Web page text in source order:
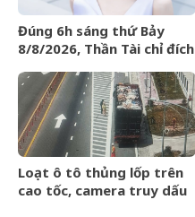
Đúng 6h sáng thứ Bảy
8/8/2026, Thần Tài chỉ đích
hố vàng, tiền bạc ùa về
nhà như lũ cuốn
Loạt ô tô thủng lốp trên
cao tốc, camera truy dấu